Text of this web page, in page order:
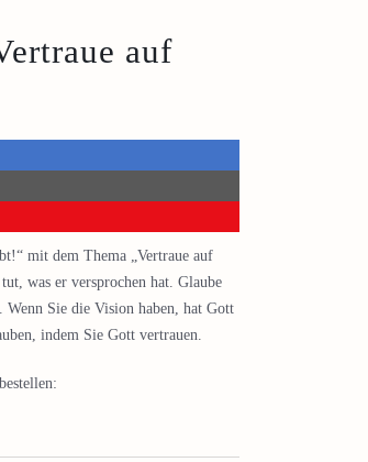
auf
mit dem Thema „Vertraue auf
was er versprochen hat. Glaube
Sie die Vision haben, hat Gott
indem Sie Gott vertrauen.